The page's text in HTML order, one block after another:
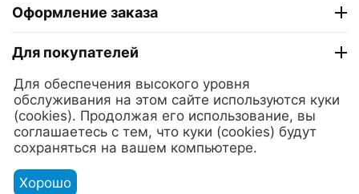
Оформление заказа
Для покупателей
ТГ "Модный Сезон"
© 2025 Lerian. Ювелирные украшения из золота и серебра
с жемчугом.
Для обеспечения высокого уровня
обслуживания на этом сайте используются куки
(cookies). Продолжая его использование, вы
соглашаетесь с тем, что куки (cookies) будут
сохраняться на вашем компьютере.
Хорошо